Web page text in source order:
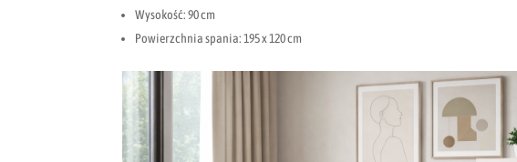
Wysokość: 90 cm
Powierzchnia spania: 195 x 120 cm